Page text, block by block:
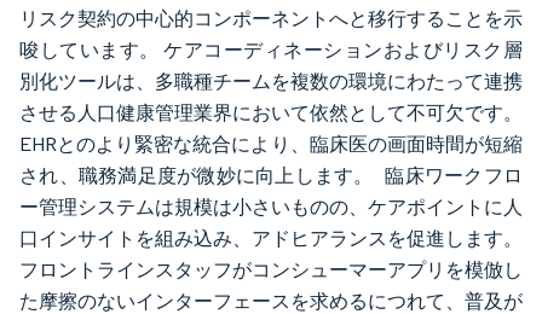
リスク契約の中心的コンポーネントへと移行することを示
唆しています。 ケアコーディネーションおよびリスク層
別化ツールは、多職種チームを複数の環境にわたって連携
させる人口健康管理業界において依然として不可欠です。
EHRとのより緊密な統合により、臨床医の画面時間が短縮
され、職務満足度が微妙に向上します。 臨床ワークフロ
ー管理システムは規模は小さいものの、ケアポイントに人
口インサイトを組み込み、アドヒアランスを促進します。
フロントラインスタッフがコンシューマーアプリを模倣し
た摩擦のないインターフェースを求めるにつれて、普及が